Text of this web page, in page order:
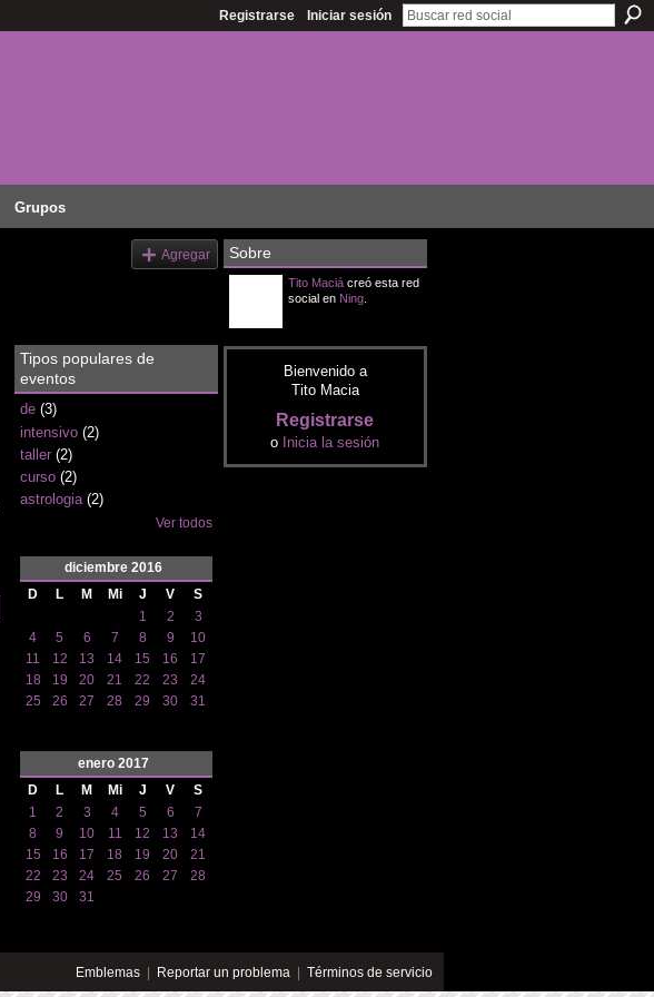
Registrarse Iniciar sesión
Grupos
Agregar
Tipos populares de
eventos
de(3)
intensivo(2)
taller(2)
curso(2)
astrologia(2)
Ver todos
diciembre 2016
D
L M Mi J V
S
1
2
3
4
5 6 7 8 9
10
11
12 13 14 15 16
17
18
19 20 21 22 23
24
25
26 27 28 29 30 31
enero 2017
D
L M Mi J V
S
1
2 3 4 5 6
7
8
9 10 11 12 13
14
15
16 17 18 19 20
21
22
23 24 25 26 27
28
29
30 31
Sobre
Tito Maciácreó esta red
social en Ning.
Bienvenido a
Tito Macia
Registrarse
o Inicia la sesión
Emblemas| Reportar un problema| Términos de servicio